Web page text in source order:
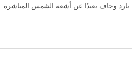
وجاف بعيدًا عن أشعة الشمس المباشرة.